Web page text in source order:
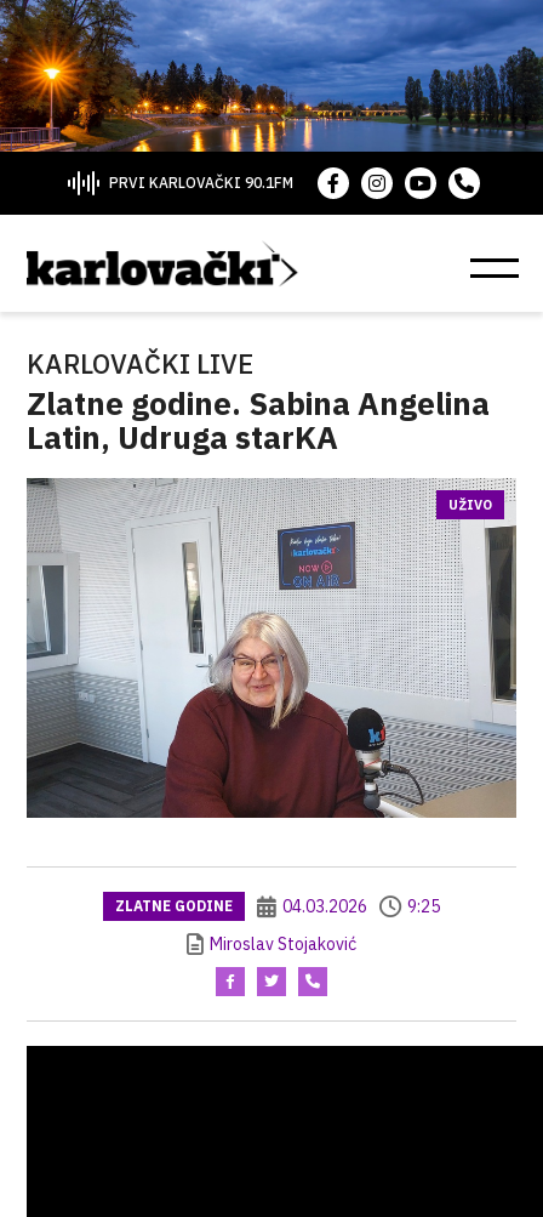
PRVI KARLOVAČKI 90.1FM
KARLOVAČKI LIVE
Zlatne godine. Sabina Angelina
Latin, Udruga starKA
UŽIVO
ZLATNE GODINE 04.03.2026
9:25
Miroslav Stojaković